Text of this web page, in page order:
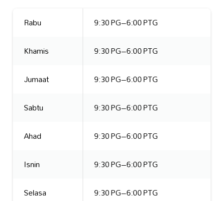
Rabu
9:30 PG–6:00 PTG
Khamis
9:30 PG–6:00 PTG
Jumaat
9:30 PG–6:00 PTG
Sabtu
9:30 PG–6:00 PTG
Ahad
9:30 PG–6:00 PTG
Isnin
9:30 PG–6:00 PTG
Selasa
9:30 PG–6:00 PTG